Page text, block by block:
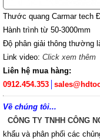
Thước quang Carmar tech
Hành trình từ 50-3000mm
Độ phân giải thông thường
Link video: Click xem thêm
Liên hệ mua hàng:
0912.454.353
Về chúng tôi...
CÔNG TY TNHH CÔNG
khẩu và phân phối các